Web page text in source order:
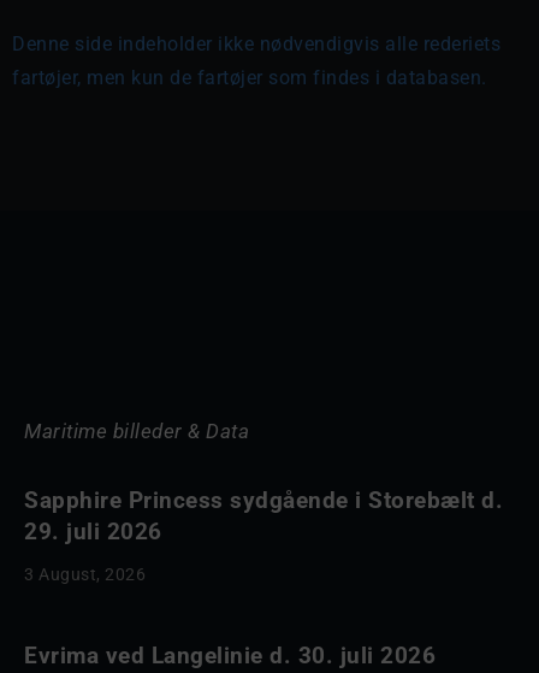
Denne side indeholder ikke nødvendigvis alle rederiets
fartøjer, men kun de fartøjer som findes i databasen.
Maritime billeder & Data
Sapphire Princess sydgående i Storebælt d.
29. juli 2026
3 August, 2026
Evrima ved Langelinie d. 30. juli 2026